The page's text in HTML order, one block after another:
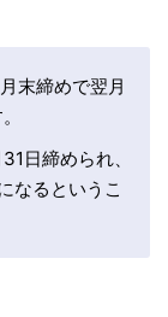
末締めで翌月
日締められ、
なるというこ